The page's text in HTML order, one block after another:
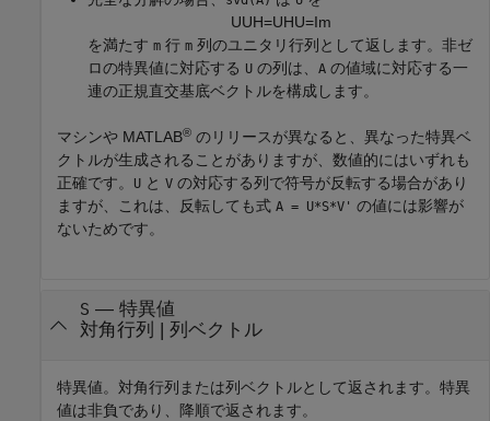
UUH=UHU=Im
を満たす m 行 m 列のユニタリ行列として返します。非ゼ
ロの特異値に対応する U の列は、 A の値域に対応する一
連の正規直交基底ベクトルを構成します。
マシンや MATLAB® のリリースが異なると、異なった特異ベ
クトルが生成されることがありますが、数値的にはいずれも
正確です。
U と V の対応する列で符号が反転する場合があり
ますが、これは、反転しても式 A = U*S*V' の値には影響が
ないためです。
S — 特異値
対角行列 | 列ベクトル
特異値。対角行列または列ベクトルとして返されます。特異
値は非負であり、降順で返されます。